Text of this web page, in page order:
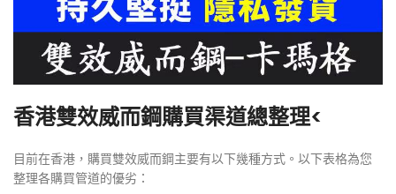
香港雙效威而鋼購買渠道總整理<
目前在香港，購買雙效威而鋼主要有以下幾種方式。以下表格為您
整理各購買管道的優劣：